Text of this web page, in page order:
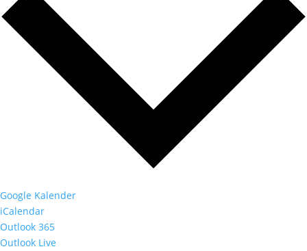
Google Kalender
iCalendar
Outlook 365
Outlook Live